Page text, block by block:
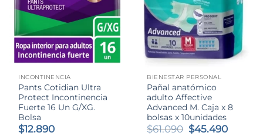
INCONTINENCIA
Pants Cotidian Ultra
Protect Incontinencia
Fuerte 16 Un G/XG.
Bolsa
$12.890
BIENESTAR PERSONAL
Pañal anatómico
adulto Affective
Advanced M. Caja x 8
bolsas x 10unidades
$61.090 El
$45.490El